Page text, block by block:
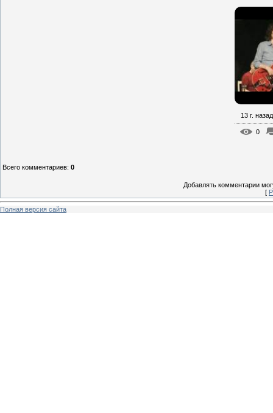
13 г. назад
0
Всего комментариев: 0
Добавлять комментарии
[
Полная версия сайта